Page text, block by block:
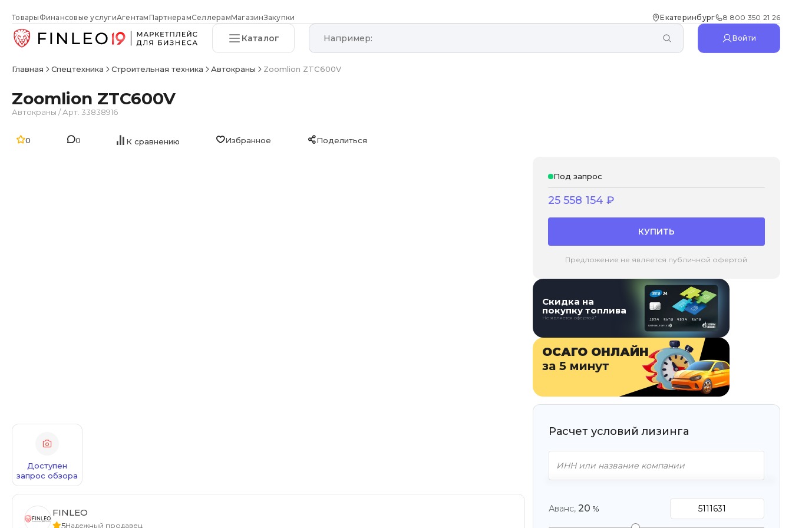
Товары Финансовые услугиАгентамПартнерамСеллерамМагазинЗакупки Екатеринбург 8 800 350 21 26
Каталог Войти
Главная Спецтехника Строительная техника Автокраны Zoomlion ZTC600V
Zoomlion ZTC600V
Автокраны /Арт. 33838916
0 0 К сравнению Избранное Поделиться
Доступен
запрос обзора
Под запрос
25 558 154 ₽
КУПИТЬ
Предложение не является публичной офертой
Скидка на
покупку топлива
Не является офертой*
ОСАГО ОНЛАЙН
за 5 минут
FINLEO
5Надежный продавец
Расчет условий лизинга
Аванс, 20 %